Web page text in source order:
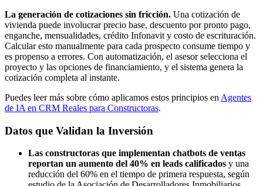
La generación de cotizaciones sin fricción. Una cotización de
vivienda puede involucrar precio base, descuento por pronto pago,
enganche, mensualidades, crédito Infonavit y costo de escrituración.
Calcular esto manualmente para cada prospecto consume tiempo y
es propenso a errores. Con automatización, el asesor selecciona el
proyecto y las opciones de financiamiento, y el sistema genera la
cotización completa al instante.
Puedes leer más sobre cómo aplicamos estos principios en Agentes
de IA en CRM Reales para Constructoras.
Datos que Validan la Inversión
Las constructoras que implementan chatbots de ventas
reportan un aumento del 40% en leads calificados y una
reducción del 60% en el tiempo de primera respuesta, según